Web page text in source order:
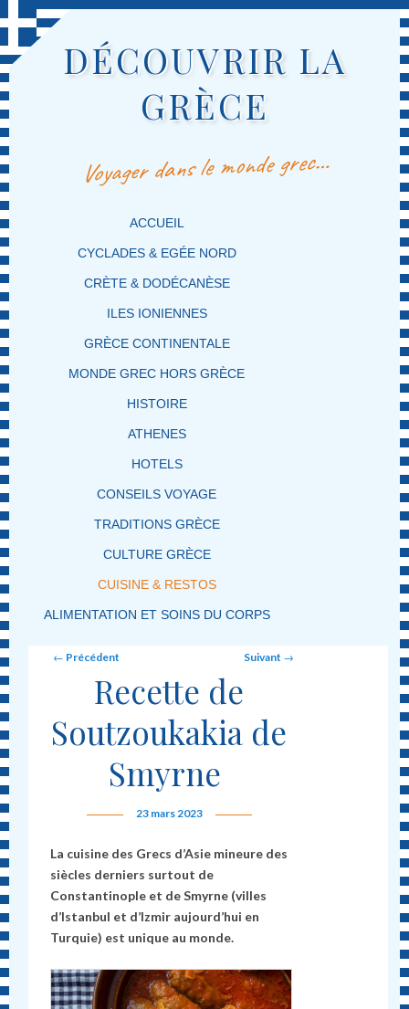
DÉCOUVRIR LA
GRÈCE
Voyager dans le monde grec…
MENU PRINCIPAL
MASQUER LA NAVIGATION PRINCIPALE
MASQUER LA NAVIGATION SECONDAIRE
ACCUEIL
CYCLADES & EGÉE NORD
CRÈTE & DODÉCANÈSE
ILES IONIENNES
GRÈCE CONTINENTALE
MONDE GREC HORS GRÈCE
HISTOIRE
ATHENES
HOTELS
CONSEILS VOYAGE
TRADITIONS GRÈCE
CULTURE GRÈCE
CUISINE & RESTOS
ALIMENTATION ET SOINS DU CORPS
Post navigation
← Précédent Suivant →
Recette de
Soutzoukakia de
Smyrne
23 mars 2023
La cuisine des Grecs d’Asie mineure des
siècles derniers surtout de
Constantinople et de Smyrne (villes
d’Istanbul et d’Izmir aujourd’hui en
Turquie) est unique au monde.